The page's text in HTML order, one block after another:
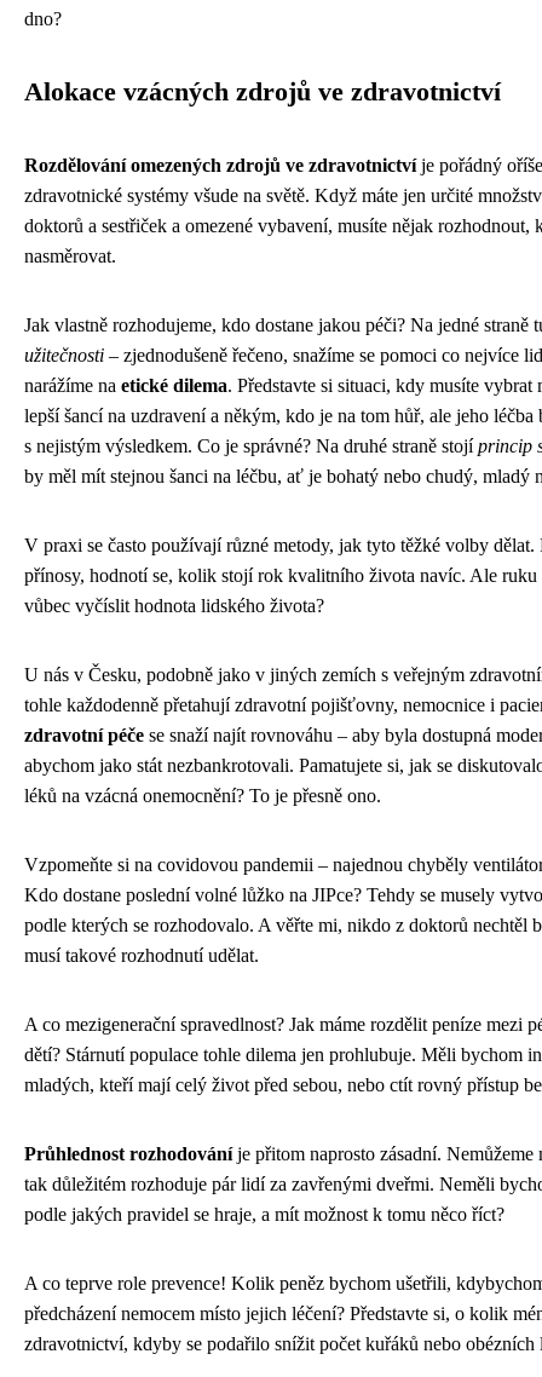
dno?
Alokace vzácných zdrojů ve zdravotnictví
Rozdělování omezených zdrojů ve zdravotnictvíje pořádný
zdravotnické systémy všude na světě. Když máte jen určité
doktorů a sestřiček a omezené vybavení, musíte nějak rozhodnout,
nasměrovat.
Jak vlastně rozhodujeme, kdo dostane jakou péči? Na jedné straně
užitečnosti – zjednodušeně řečeno, snažíme se pomoci co nejvíce
narážíme na etické dilema. Představte si situaci, kdy musíte vybrat
lepší šancí na uzdravení a někým, kdo je na tom hůř, ale jeho
s nejistým výsledkem. Co je správné? Na druhé straně stojíprincip
by měl mít stejnou šanci na léčbu, ať je bohatý nebo chudý, mladý
V praxi se často používají různé metody, jak tyto těžké volby dělat.
přínosy, hodnotí se, kolik stojí rok kvalitního života navíc. Ale ruku
vůbec vyčíslit hodnota lidského života?
U nás v Česku, podobně jako v jiných zemích s veřejným
tohle každodenně přetahují zdravotní pojišťovny, nemocnice i
zdravotní péče se snaží najít rovnováhu – aby byla dostupná
abychom jako stát nezbankrotovali. Pamatujete si, jak se
léků na vzácná onemocnění? To je přesně ono.
Vzpomeňte si na covidovou pandemii – najednou chyběly
Kdo dostane poslední volné lůžko na JIPce? Tehdy se musely
podle kterých se rozhodovalo. A věřte mi, nikdo z doktorů nechtěl
musí takové rozhodnutí udělat.
A co mezigenerační spravedlnost? Jak máme rozdělit peníze mezi
dětí? Stárnutí populace tohle dilema jen prohlubuje. Měli bychom
mladých, kteří mají celý život před sebou, nebo ctít rovný přístup
Průhlednost rozhodováníje přitom naprosto zásadní. Nemůžeme
tak důležitém rozhoduje pár lidí za zavřenými dveřmi. Neměli
podle jakých pravidel se hraje, a mít možnost k tomu něco říct?
A co teprve role prevence! Kolik peněz bychom ušetřili,
předcházení nemocem místo jejich léčení? Představte si, o kolik
zdravotnictví, kdyby se podařilo snížit počet kuřáků nebo obézních